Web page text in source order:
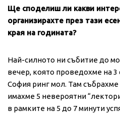
Ще споделиш ли какви
организирахте през тази
края на годината?
Най-силното ни събитие до
вечер, която проведохме на
София ринг мол. Там
имахме 5 невероятни
в рамките на 5 до 7 минути